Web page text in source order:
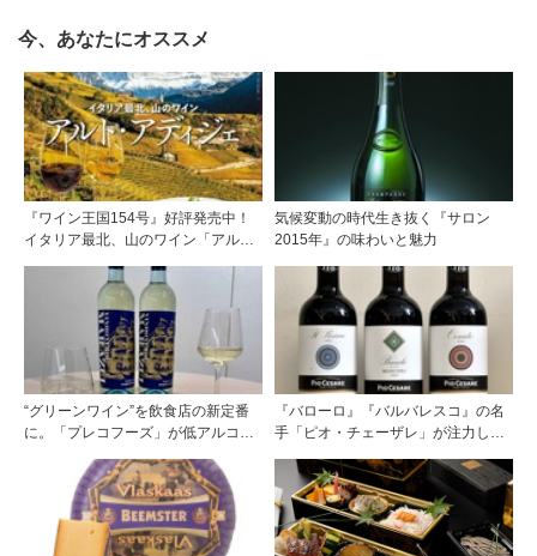
今、あなたにオススメ
『ワイン王国154号』好評発売中！
イタリア最北、山のワイン「アル
エが偏愛するシャンパーニュ」第二
特集「この夏の主役！ ナチュラルな
ロゼワイン」
気候変動の時代生き抜く『サロン
2015年』の味わいと魅力
“グリーンワイン”を飲食店の新定番
に。「プレコフーズ」が低アルコー
『バローロ』『バルバレスコ』の名
手「ピオ・チェーザレ」が注力し
畑）”シリーズ！